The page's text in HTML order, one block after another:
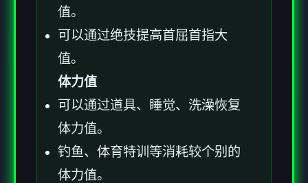
值。
可以通过绝技提高首屈首指大
值。
体力值
可以通过道具、睡觉、洗澡恢复
体力值。
钓鱼、体育特训等消耗较个别的
体力值。